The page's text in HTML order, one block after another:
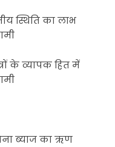
स्थिति का लाभ
के व्यापक हित में
ब्याज का ऋण